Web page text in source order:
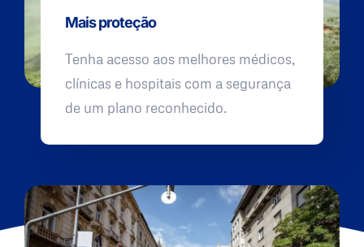
Mais proteção
Tenha acesso aos melhores médicos,
clínicas e hospitais com a segurança
de um plano reconhecido.